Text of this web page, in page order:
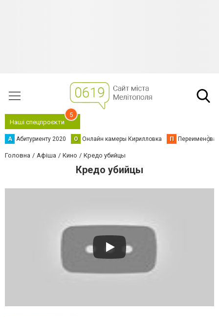
Наші спецпроєкти
5
А Абитуриенту 2020 О Онлайн камеры Кирилловка П
Головна Афіша Кино Кредо убийцы
Кредо убийцы